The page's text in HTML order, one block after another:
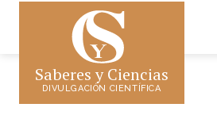
Saberes y Ciencias
DIVULGACIÓN CIENTÍFICA